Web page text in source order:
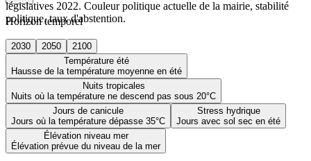
Horizon temporel
2030 2050
2100
Température été
Hausse de la température moyenne en été
Nuits tropicales
Nuits où la température ne descend pas sous 20°C
Jours de canicule
Jours où la température dépasse 35°C
Stress hydrique
Jours avec sol sec en été
Élévation niveau mer
Élévation prévue du niveau de la mer
législatives 2022. Couleur politique actuelle de la mairie, stabilité
politique, taux d'abstention.